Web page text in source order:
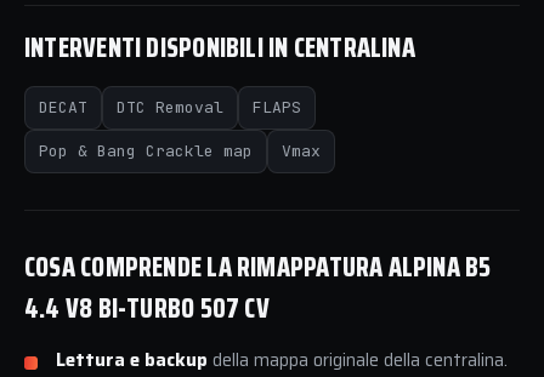
INTERVENTI DISPONIBILI IN CENTRALINA
DECAT DTC Removal FLAPS
Pop & Bang Crackle map Vmax
COSA COMPRENDE LA RIMAPPATURA ALPINA B5
4.4 V8 BI-TURBO 507 CV
Lettura e backup della mappa originale della centralina.